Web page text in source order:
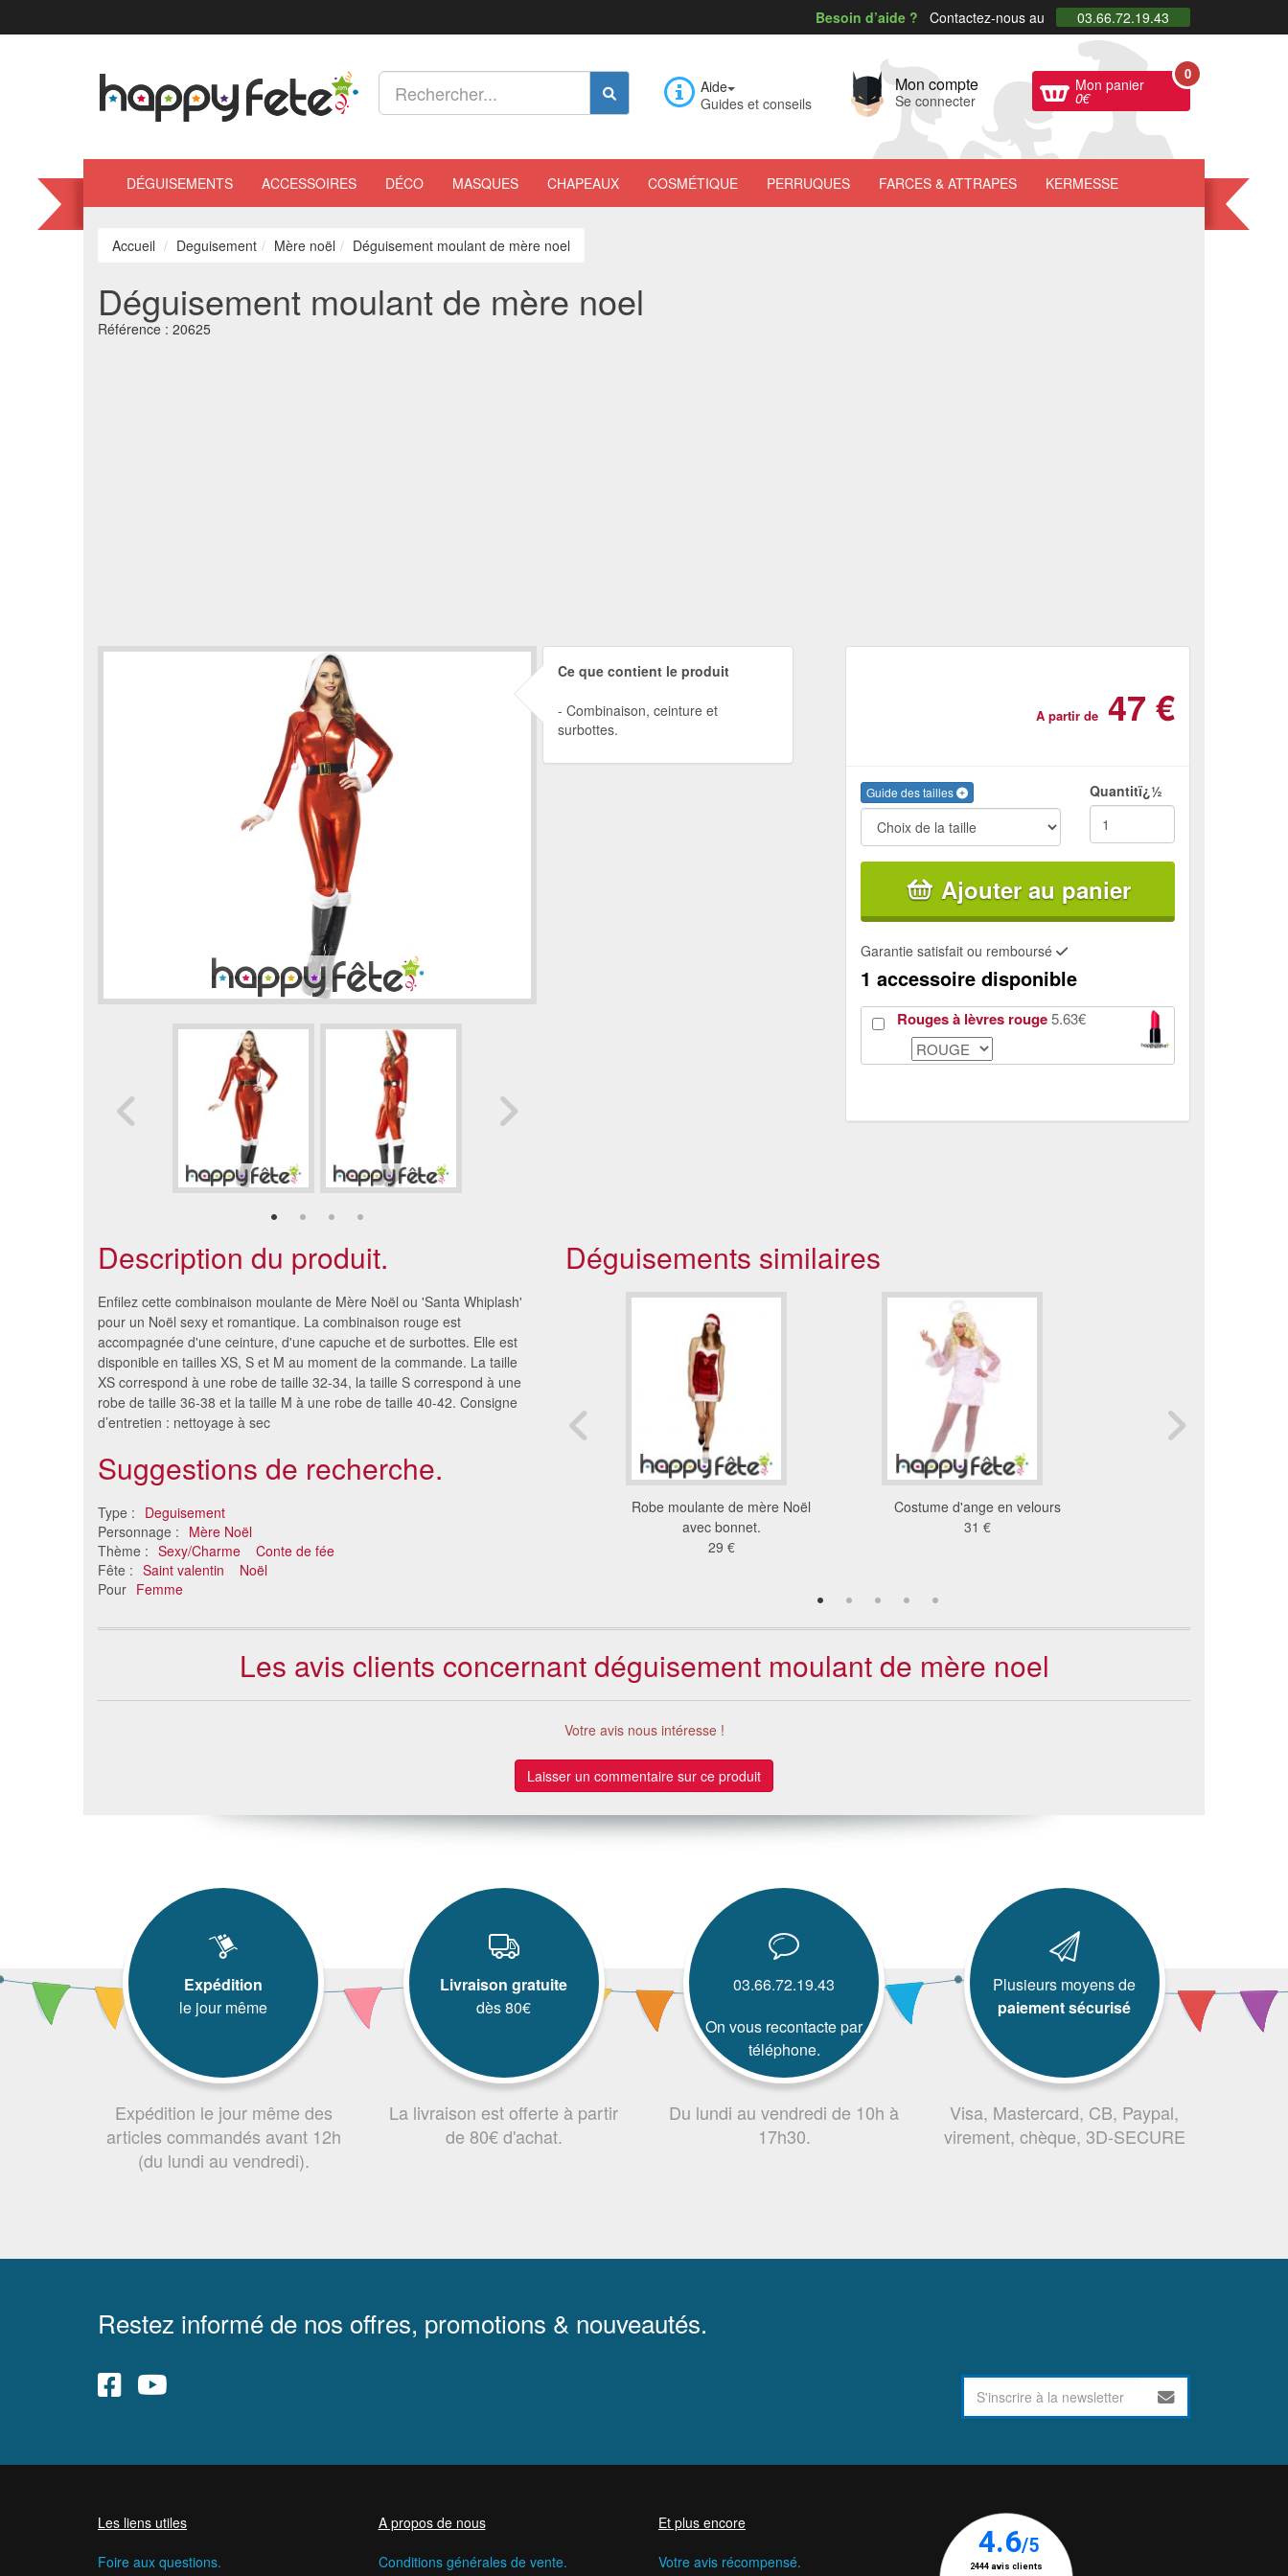
Besoin d’aide ? Contactez-nous au 03.66.72.19.43
Aide
Guides et conseils
Mon compte
Se connecter
Mon panier
0€
0
DÉGUISEMENTS ACCESSOIRES DÉCO MASQUES CHAPEAUX COSMÉTIQUE PERRUQUES FARCES & ATTRAPES KERMESSE
Accueil Deguisement Mère noël Déguisement moulant de mère noel
Déguisement moulant de mère noel
Référence : 20625
Ce que contient le produit
Combinaison, ceinture et
surbottes.
A partir de 47 €
Guide des tailles Quantitï¿½
Ajouter au panier
Garantie satisfait ou remboursé
1 accessoire disponible
Rouges à lèvres rouge5.63€
Description du produit.
Enfilez cette combinaison moulante de Mère Noël ou 'Santa Whiplash'
pour un Noël sexy et romantique. La combinaison rouge est
accompagnée d'une ceinture, d'une capuche et de surbottes. Elle est
disponible en tailles XS, S et M au moment de la commande. La taille
XS correspond à une robe de taille 32-34, la taille S correspond à une
robe de taille 36-38 et la taille M à une robe de taille 40-42. Consigne
d’entretien : nettoyage à sec
Suggestions de recherche.
Type : Deguisement
Personnage : Mère Noël
Thème : Sexy/Charme
Conte de fée
Fête : Saint valentin
Noël
Pour Femme
Déguisements similaires
Deguisement d'elf à paillette
pour femme
40 €
Robe moulante de mère Noël
avec bonnet.
29 €
Costume d'ange en velours
31 €
Les avis clients concernant déguisement moulant de mère noel
Votre avis nous intéresse !
Laisser un commentaire sur ce produit
Expédition
le jour même
Expédition le jour même des
articles commandés avant 12h
(du lundi au vendredi).
Livraison gratuite
dès 80€
La livraison est offerte à partir
de 80€ d'achat.
03.66.72.19.43
On vous recontacte par
téléphone.
Du lundi au vendredi de 10h à
17h30.
Plusieurs moyens de
paiement sécurisé
Visa, Mastercard, CB, Paypal,
virement, chèque, 3D-SECURE
Restez informé de nos offres, promotions & nouveautés.
Les liens utiles
Foire aux questions.
A propos de nous
Conditions générales de vente.
Et plus encore
Votre avis récompensé.